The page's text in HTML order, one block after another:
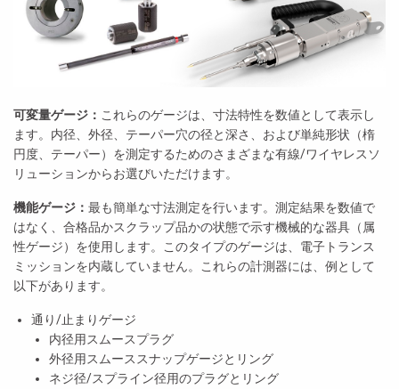
可変量ゲージ： これらのゲージは、寸法特性を数値として表示し
ます。内径、外径、テーパー穴の径と深さ、および単純形状（楕
円度、テーパー）を測定するためのさまざまな有線/ワイヤレスソ
リューションからお選びいただけます。
機能ゲージ： 最も簡単な寸法測定を行います。測定結果を数値で
はなく、合格品かスクラップ品かの状態で示す機械的な器具（属
性ゲージ）を使用します。このタイプのゲージは、電子トランス
ミッションを内蔵していません。これらの計測器には、例として
以下があります。
通り/止まりゲージ
内径用スムースプラグ
外径用スムーススナップゲージとリング
ネジ径/スプライン径用のプラグとリング